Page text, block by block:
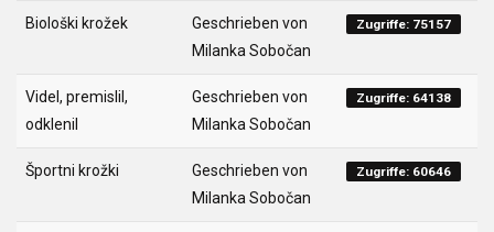
Biološki krožek
Geschrieben von
Milanka Sobočan
Zugriffe: 75157
Videl, premislil,
odklenil
Geschrieben von
Milanka Sobočan
Zugriffe: 64138
Športni krožki
Geschrieben von
Milanka Sobočan
Zugriffe: 60646